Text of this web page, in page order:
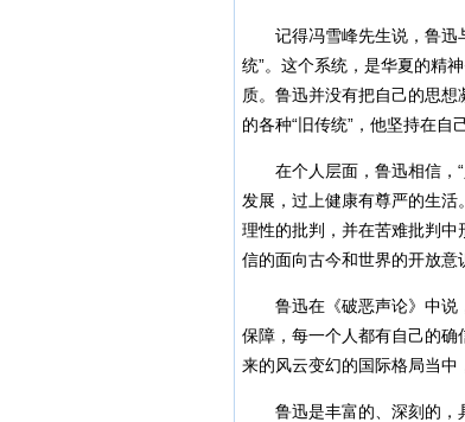
记得冯雪峰先生说，鲁迅与
统”。这个系统，是华夏的精
质。鲁迅并没有把自己的思想
的各种“旧传统”，他坚持在自
在个人层面，鲁迅相信，“
发展，过上健康有尊严的生
理性的批判，并在苦难批判中
信的面向古今和世界的开放意
鲁迅在《破恶声论》中说，
保障，每一个人都有自己的
来的风云变幻的国际格局当中
鲁迅是丰富的、深刻的，具